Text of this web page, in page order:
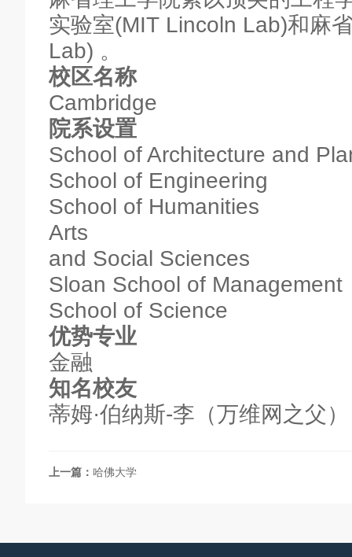
实验室(MIT Lincoln Lab)和麻
Lab) 。
校区名称
Cambridge
院系设置
School of Architecture and
School of Engineering
School of Humanities
Arts
and Social Sciences
Sloan School of Management
School of Science
优势专业
金融
知名校友
蒂姆·伯纳斯-李（万维网之父）
上一篇： 哈佛大学